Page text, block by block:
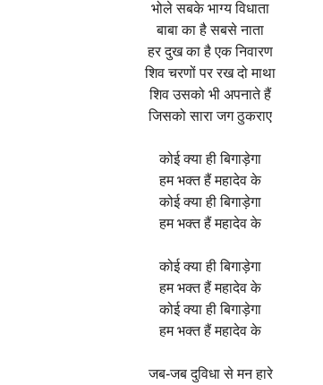
भोले सबके भाग्य विधाता
बाबा का है सबसे नाता
हर दुख का है एक निवारण
शिव चरणों पर रख दो माथा
शिव उसको भी अपनाते हैं
जिसको सारा जग ठुकराए
कोई क्या ही बिगाड़ेगा
हम भक्त हैं महादेव के
कोई क्या ही बिगाड़ेगा
हम भक्त हैं महादेव के
कोई क्या ही बिगाड़ेगा
हम भक्त हैं महादेव के
कोई क्या ही बिगाड़ेगा
हम भक्त हैं महादेव के
जब-जब दुविधा से मन हारे